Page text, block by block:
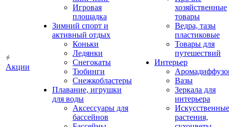
Акции
Игровая
площадка
Зимний спорт и
активный отдых
Коньки
Ледянки
Снегокаты
Тюбинги
Снежкобластеры
Плавание, игрушки
для воды
Аксессуары для
бассейнов
хозяйственные
товары
Ведра, тазы
пластиковые
Товары для
путешествий
Интерьер
Вазы
Зеркала для
интерьера
Искусственные
растения,